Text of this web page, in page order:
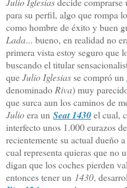
para su perfil, algo que rompa
como hombre de éxito y buen
Lada... bueno, en realidad no
primera vista estoy seguro que
buscando el titular
queJulio Iglesiasse compró un
denominado Riva) muy
que surca aun los caminos de
Julioera un Seat 1430el cual,
interfecto unos 1.000 eurazos
recientemente su actual dueño
cual representa quieras que no
digan que los coches pierden
entonces tener un 1430,